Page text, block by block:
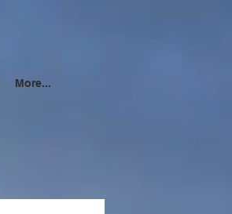
More...